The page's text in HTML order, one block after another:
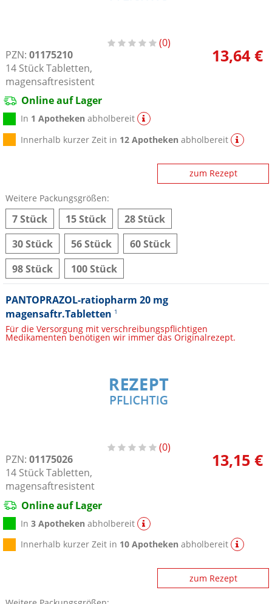
0
PZN: 01175210
14 Stück Tabletten,
magensaftresistent
13,64 €
Online auf Lager
In 1 Apotheken abholbereit
Innerhalb kurzer Zeit in 12 Apotheken abholbereit
zum Rezept
Weitere Packungsgrößen:
7 Stück 15 Stück
28 Stück
30 Stück
56 Stück
60 Stück
98 Stück
100 Stück
PANTOPRAZOL-ratiopharm 20 mg
magensaftr.Tabletten 1
Für die Versorgung mit verschreibungspflichtigen
Medikamenten benötigen wir immer das Originalrezept.
0
PZN: 01175026
14 Stück Tabletten,
magensaftresistent
13,15 €
Online auf Lager
In3 Apotheken abholbereit
Innerhalb kurzer Zeit in 10 Apotheken abholbereit
zum Rezept